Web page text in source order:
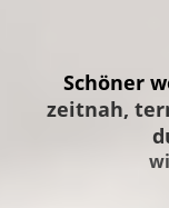
Schöner
zeitnah,